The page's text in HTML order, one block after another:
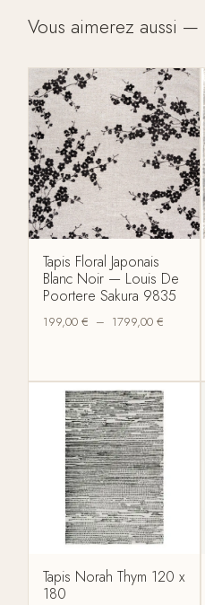
Vous aimerez aussi —
Tapis Floral Japonais
Blanc Noir — Louis De
Poortere Sakura 9835
199,00€ – 1799,00€
Tapis Norah Thym 120 x
180